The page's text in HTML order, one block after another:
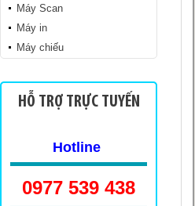
Máy Scan
Máy in
Máy chiếu
HỖ TRỢ TRỰC TUYẾN
Hotline
0977 539 438
Sinh viên TKN 200